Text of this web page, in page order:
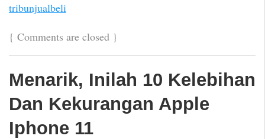
tribunjualbeli
{ Comments are closed }
Menarik, Inilah 10 Kelebihan
Dan Kekurangan Apple
Iphone 11